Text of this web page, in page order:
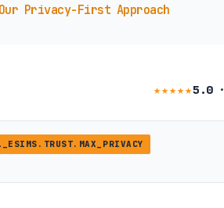
Privacy-First Approach
★★★★★5.0·